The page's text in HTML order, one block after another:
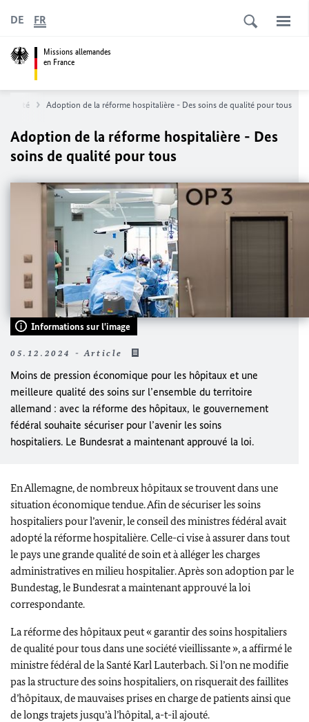
Missions allemandes
en France
DE FR
société Adoption de la réforme hospitalière - Des soins de qualité pour tous
Adoption de la réforme hospitalière - Des
soins de qualité pour tous
Informations sur l'image
05.12.2024 - Article
Moins de pression économique pour les hôpitaux et une
meilleure qualité des soins sur l’ensemble du territoire
allemand : avec la réforme des hôpitaux, le gouvernement
fédéral souhaite sécuriser pour l’avenir les soins
hospitaliers. Le Bundesrat a maintenant approuvé la loi.
En Allemagne, de nombreux hôpitaux se trouvent dans une
situation économique tendue. Afin de sécuriser les soins
hospitaliers pour l’avenir, le conseil des ministres fédéral avait
adopté la réforme hospitalière. Celle-ci vise à assurer dans tout
le pays une grande qualité de soin et à alléger les charges
administratives en milieu hospitalier.Après son adoption par le
Bundestag, leBundesrata maintenant approuvé la loi
correspondante.
La réforme des hôpitaux peut « garantir des soins hospitaliers
de qualité pour tous dans une société vieillissante », a affirmé le
ministre fédéral de la SantéKarl Lauterbach. Si l’on ne modifie
pas la structure des soins hospitaliers, on risquerait des faillites
d’hôpitaux, de mauvaises prises en charge de patients ainsi que
de longs trajets jusqu’à l’hôpital, a-t-il ajouté.